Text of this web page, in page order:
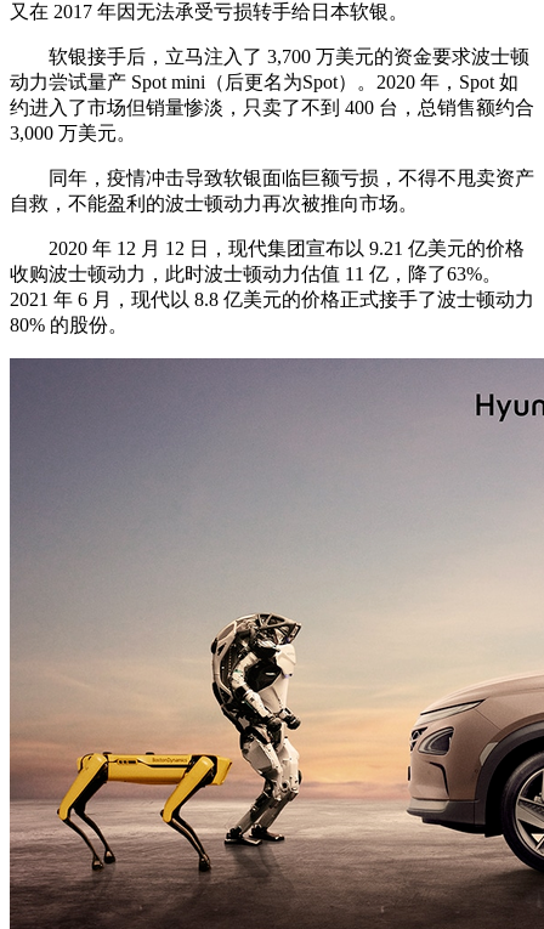
又在 2017 年因无法承受亏损转手给日本软银。
软银接手后，立马注入了 3,700 万美元的资金要求波士顿
动力尝试量产 Spot mini（后更名为Spot）。2020 年，Spot 如
约进入了市场但销量惨淡，只卖了不到 400 台，总销售额约合
3,000 万美元。
同年，疫情冲击导致软银面临巨额亏损，不得不甩卖资产
自救，不能盈利的波士顿动力再次被推向市场。
2020 年 12 月 12 日，现代集团宣布以 9.21 亿美元的价格
收购波士顿动力，此时波士顿动力估值 11 亿，降了63%。
2021 年 6 月，现代以 8.8 亿美元的价格正式接手了波士顿动力
80% 的股份。